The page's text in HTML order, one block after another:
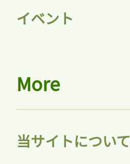
イベント
More
当サイトについて